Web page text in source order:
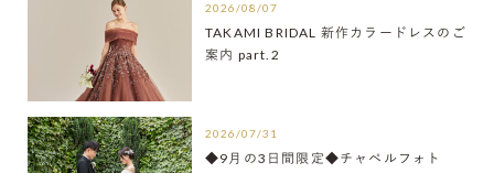
2026/08/07
TAKAMI BRIDAL 新作カラードレスのご
案内 part.2
2026/07/31
◆9月の3日間限定◆チャペルフォト